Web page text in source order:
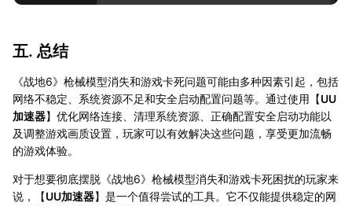
五. 总结
《战地6》枪械模型消失和游戏卡死问题可能由多种因素引起，包括
网络不稳定、系统资源不足和安全启动配置问题等。通过使用【UU
加速器】优化网络连接、清理系统资源、正确配置安全启动功能以
及调整游戏画质设置，玩家可以有效解决这些问题，享受更加流畅
的游戏体验。
对于想要彻底摆脱《战地6》枪械模型消失和游戏卡死困扰的玩家来
说，【UU加速器】是一个值得尝试的工具。它不仅能提供稳定的网